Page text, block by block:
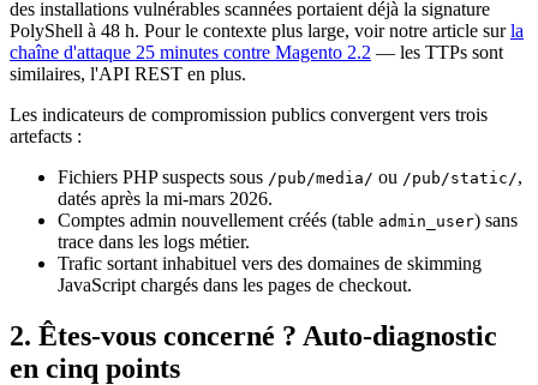
des installations vulnérables scannées portaient déjà la signature
PolyShell à 48 h. Pour le contexte plus large, voir notre article surla
chaîne d'attaque 25 minutes contre Magento 2.2 — les TTPs sont
similaires, l'API REST en plus.
Les indicateurs de compromission publics convergent vers trois
artefacts :
Fichiers PHP suspects sous /pub/media/ ou /pub/static/,
datés après la mi-mars 2026.
Comptes admin nouvellement créés (table admin_user) sans
trace dans les logs métier.
Trafic sortant inhabituel vers des domaines de skimming
JavaScript chargés dans les pages de checkout.
2. Êtes-vous concerné ? Auto-diagnostic
en cinq points